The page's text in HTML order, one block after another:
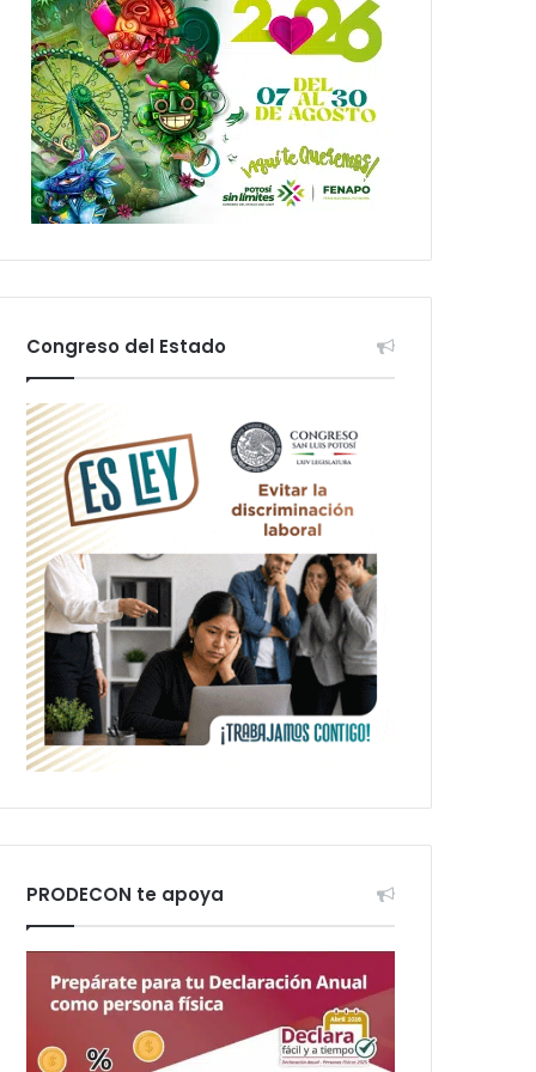
Congreso del Estado
PRODECON te apoya